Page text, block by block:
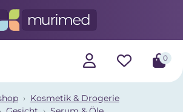
0
Kosmetik & Drogerie